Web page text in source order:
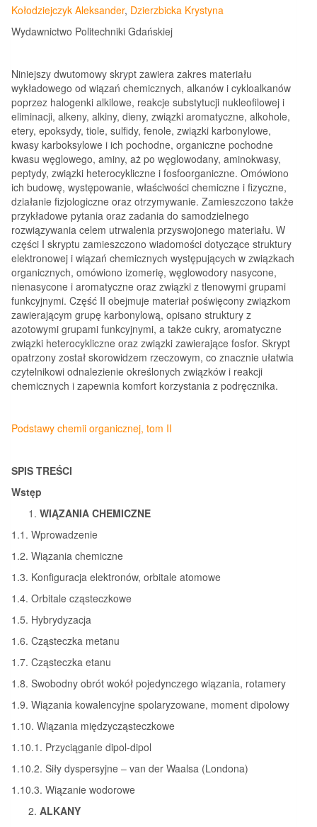
Kołodziejczyk Aleksander, Dzierzbicka Krystyna
Wydawnictwo Politechniki Gdańskiej
Niniejszy dwutomowy skrypt zawiera zakres materiału
wykładowego od wiązań chemicznych, alkanów i cykloalkanów
poprzez halogenki alkilowe, reakcje substytucji nukleofilowej i
eliminacji, alkeny, alkiny, dieny, związki aromatyczne, alkohole,
etery, epoksydy, tiole, sulfidy, fenole, związki karbonylowe,
kwasy karboksylowe i ich pochodne, organiczne pochodne
kwasu węglowego, aminy, aż po węglowodany, aminokwasy,
peptydy, związki heterocykliczne i fosfoorganiczne. Omówiono
ich budowę, występowanie, właściwości chemiczne i fizyczne,
działanie fizjologiczne oraz otrzymywanie. Zamieszczono także
przykładowe pytania oraz zadania do samodzielnego
rozwiązywania celem utrwalenia przyswojonego materiału. W
części I skryptu zamieszczono wiadomości dotyczące struktury
elektronowej i wiązań chemicznych występujących w związkach
organicznych, omówiono izomerię, węglowodory nasycone,
nienasycone i aromatyczne oraz związki z tlenowymi grupami
funkcyjnymi. Część II obejmuje materiał poświęcony związkom
zawierającym grupę karbonylową, opisano struktury z
azotowymi grupami funkcyjnymi, a także cukry, aromatyczne
związki heterocykliczne oraz związki zawierające fosfor. Skrypt
opatrzony został skorowidzem rzeczowym, co znacznie ułatwia
czytelnikowi odnalezienie określonych związków i reakcji
chemicznych i zapewnia komfort korzystania z podręcznika.
Podstawy chemii organicznej, tom II
SPIS TREŚCI
Wstęp
WIĄZANIA CHEMICZNE
1.1. Wprowadzenie
1.2. Wiązania chemiczne
1.3. Konfiguracja elektronów, orbitale atomowe
1.4. Orbitale cząsteczkowe
1.5. Hybrydyzacja
1.6. Cząsteczka metanu
1.7. Cząsteczka etanu
1.8. Swobodny obrót wokół pojedynczego wiązania, rotamery
1.9. Wiązania kowalencyjne spolaryzowane, moment dipolowy
1.10. Wiązania międzycząsteczkowe
1.10.1. Przyciąganie dipol-dipol
1.10.2. Siły dyspersyjne – van der Waalsa (Londona)
1.10.3. Wiązanie wodorowe
ALKANY